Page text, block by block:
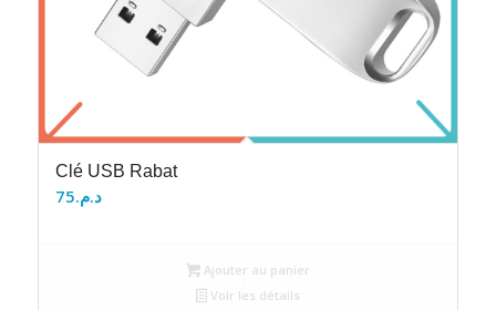
Clé USB Rabat
د.م.75
Ajouter au panier
Voir les détails